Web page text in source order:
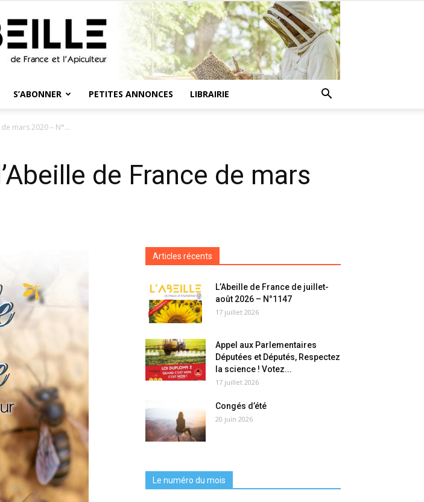
S’ABONNER PETITES ANNONCES LIBRAIRIE
mars 2020 – N°...
de France de mars
Articles récents
L’Abeille de France de juillet-
août 2026 – N°1147
17 juillet 2026
Appel aux Parlementaires
Députées et Députés, Respectez
la science ! Votez...
17 juillet 2026
Congés d’été
20 juin 2026
Le numéro du mois